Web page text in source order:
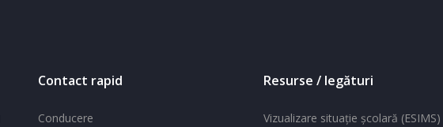
Contact rapid
Conducere
Resurse / legături
Vizualizare situaţie şcolară (ESIMS)